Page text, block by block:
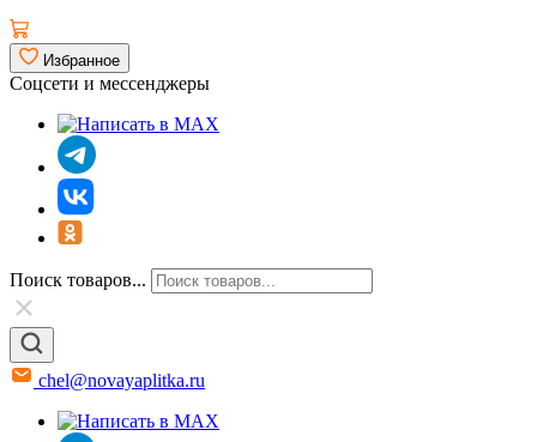
Избранное
Соцсети и мессенджеры
Поиск товаров...
chel@novayaplitka.ru